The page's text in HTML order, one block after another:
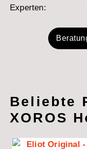
Experten:
Beliebte
XOROS